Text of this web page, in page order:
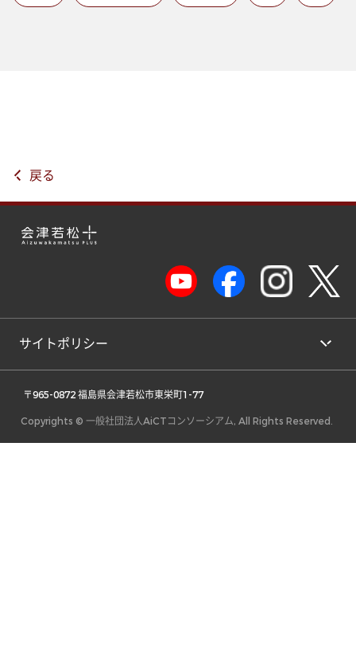
戻る
サイトポリシー
〒965-0872 福島県会津若松市東栄町1-77
Copyrights © 一般社団法人AiCTコンソーシアム, All Rights Reserved.